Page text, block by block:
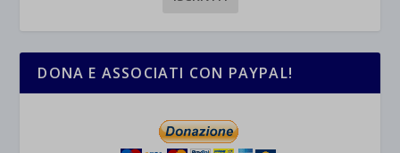
DONA E ASSOCIATI CON PAYPAL!